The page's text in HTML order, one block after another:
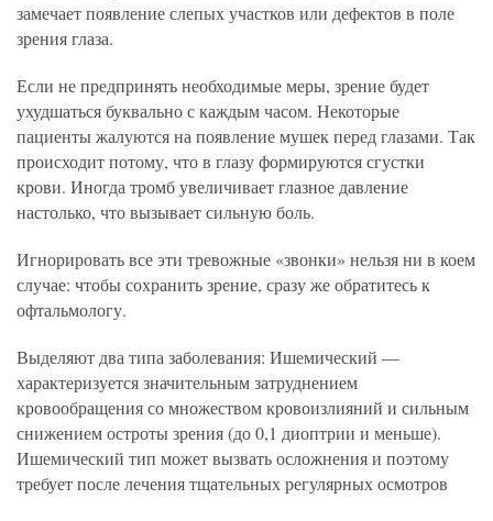
замечает появление слепых участков или дефектов в поле
зрения глаза.
Если не предпринять необходимые меры, зрение будет
ухудшаться буквально с каждым часом. Некоторые
пациенты жалуются на появление мушек перед глазами. Так
происходит потому, что в глазу формируются сгустки
крови. Иногда тромб увеличивает глазное давление
настолько, что вызывает сильную боль.
Игнорировать все эти тревожные «звонки» нельзя ни в коем
случае: чтобы сохранить зрение, сразу же обратитесь к
офтальмологу.
Выделяют два типа заболевания: Ишемический —
характеризуется значительным затруднением
кровообращения со множеством кровоизлияний и сильным
снижением остроты зрения (до 0,1 диоптрии и меньше).
Ишемический тип может вызвать осложнения и поэтому
требует после лечения тщательных регулярных осмотров